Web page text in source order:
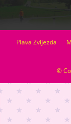
Plava Zvijezda
©